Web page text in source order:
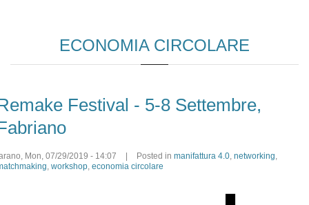
ECONOMIA CIRCOLARE
Festival - 5-8 Settembre,
, Mon, 07/29/2019 - 14:07 Posted in manifattura 4.0, networking,
, workshop, economia circolare